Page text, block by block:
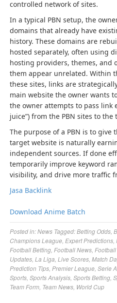
controlled network of sites.
In a typical PBN setup, the
domains that already have
history. These domains are
hosted separately, often using
hosting providers, themes, and
them appear unrelated. Within
these sites, links are
main website the owner wants
the owner attempts to pass link
juice”) from the PBN sites to the
The purpose of a PBN is to
target website is naturally
independent sources. If done
temporarily improve keyword
visibility, and drive more traffic
Jasa Backlink
Download Anime Batch
Posted in:News Tagged:Betting Odds
Champions League Expert Predictions
Football Betting Football News
Updates La Liga Live Scores Match
Prediction Tips Premier League Serie A
Sports Sports Analysis Sports Betting
Team Form Team News World Cup